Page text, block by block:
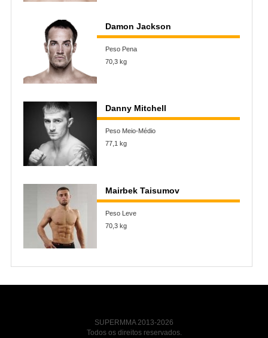
Damon Jackson
Peso Pena
70,3 kg
Danny Mitchell
Peso Meio-Médio
77,1 kg
Mairbek Taisumov
Peso Leve
70,3 kg
SUPERMMA 2013-2026
Todos os direitos reservados.